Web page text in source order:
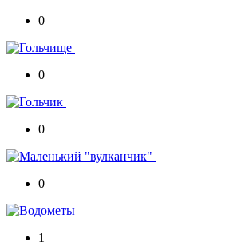
0
0
0
0
1